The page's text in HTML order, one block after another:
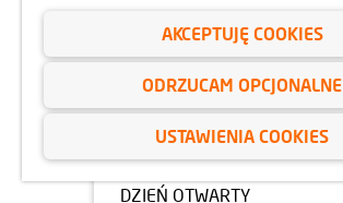
05.05.2025
DZIEŃ OTWARTY
AKCEPTUJĘ COOKIES
ODRZUCAM OPCJONALNE
USTAWIENIA COOKIES